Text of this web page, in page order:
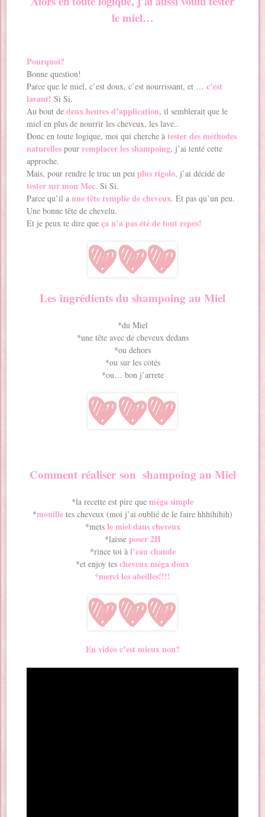
le miel…
Pourquoi?
Bonne question!
Parce que le miel, c’est doux, c’est nourrissant, et …c’est
lavant! Si Si.
Au bout dedeux heures d’application, il semblerait que le
miel en plus de nourrir les cheveux, les lave..
Donc en toute logique, moi qui cherche àtester des méthodes
naturelles pourremplacer les shampoing, j’ai tenté cette
approche.
Mais, pour rendre le truc un peuplus rigolo, j’ai décidé de
tester sur mon Mec. Si Si.
Parce qu’il a une tête remplie de cheveux. Et pas qu’un peu.
Une bonne tête de chevelu.
Et je peux te dire queça n’a pas été de tout repos!
Les ingrédients du shampoing au Miel
*du Miel
*une tête avec de cheveux dedans
*ou dehors
*ou sur les cotés
*ou… bon j’arrete
Comment réaliser son shampoing au Miel
*la recette est pire que méga simple
*mouille tes cheveux (moi j’ai oublié de le faire hhhihihih)
*mets le miel dans cheveux
*laisse poser 2H
*rince toi àl’eau chaude
*et enjoy tes cheveux méga doux
*merci les abeilles!!!!
En vidéo c’est mieux non?